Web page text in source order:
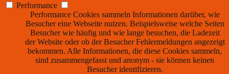
Performance
Performance Cookies sammeln Informationen darüber, wie
Besucher eine Webseite nutzen. Beispielsweise welche Seiten
Besucher wie häufig und wie lange besuchen, die Ladezeit
der Website oder ob der Besucher Fehlermeldungen angezeigt
bekommen. Alle Informationen, die diese Cookies sammeln,
sind zusammengefasst und anonym - sie können keinen
Besucher identifizieren.